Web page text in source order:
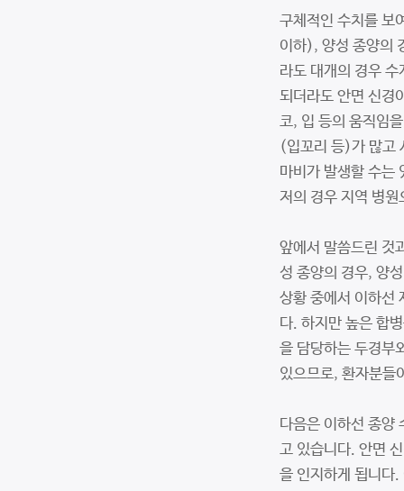
구체적인 수치를 보
이하), 양성 종양의
라도 대개의 경우
되더라도 안면 신경
코, 입 등의 움직임
(입꼬리 등)가 많고
마비가 발생할 수는
저의 경우 지역 병
앞에서 말씀드린 것
성 종양의 경우, 양
상황 중에서 이하선
다. 하지만 높은 합
을 담당하는 두경부
있으므로, 환자분들
다음은 이하선 종양
고 있습니다. 안면
을 인지하게 됩니다